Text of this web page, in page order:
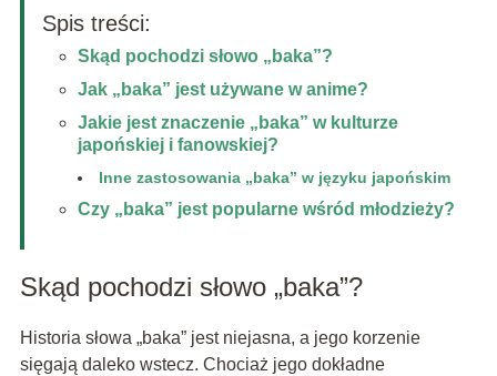
Spis treści:
Skąd pochodzi słowo „baka”?
Jak „baka” jest używane w anime?
Jakie jest znaczenie „baka” w kulturze
japońskiej i fanowskiej?
Inne zastosowania „baka” w języku japońskim
Czy „baka” jest popularne wśród młodzieży?
Skąd pochodzi słowo „baka”?
Historia słowa „baka” jest niejasna, a jego korzenie
sięgają daleko wstecz. Chociaż jego dokładne